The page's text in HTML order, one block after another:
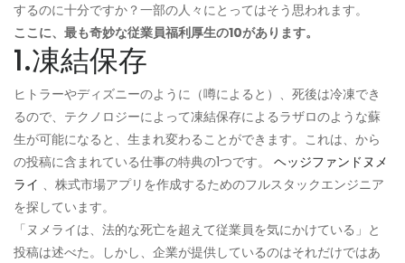
するのに十分ですか？一部の人々にとってはそう思われます。
ここに、最も奇妙な従業員福利厚生の10があります。
1.凍結保存
ヒトラーやディズニーのように（噂によると）、死後は冷凍でき
るので、テクノロジーによって凍結保存によるラザロのような蘇
生が可能になると、生まれ変わることができます。これは、から
の投稿に含まれている仕事の特典の1つです。 ヘッジファンドヌメ
ライ 、株式市場アプリを作成するためのフルスタックエンジニア
を探しています。
「ヌメライは、法的な死亡を超えて従業員を気にかけている」と
投稿は述べた。しかし、企業が提供しているのはそれだけではあ